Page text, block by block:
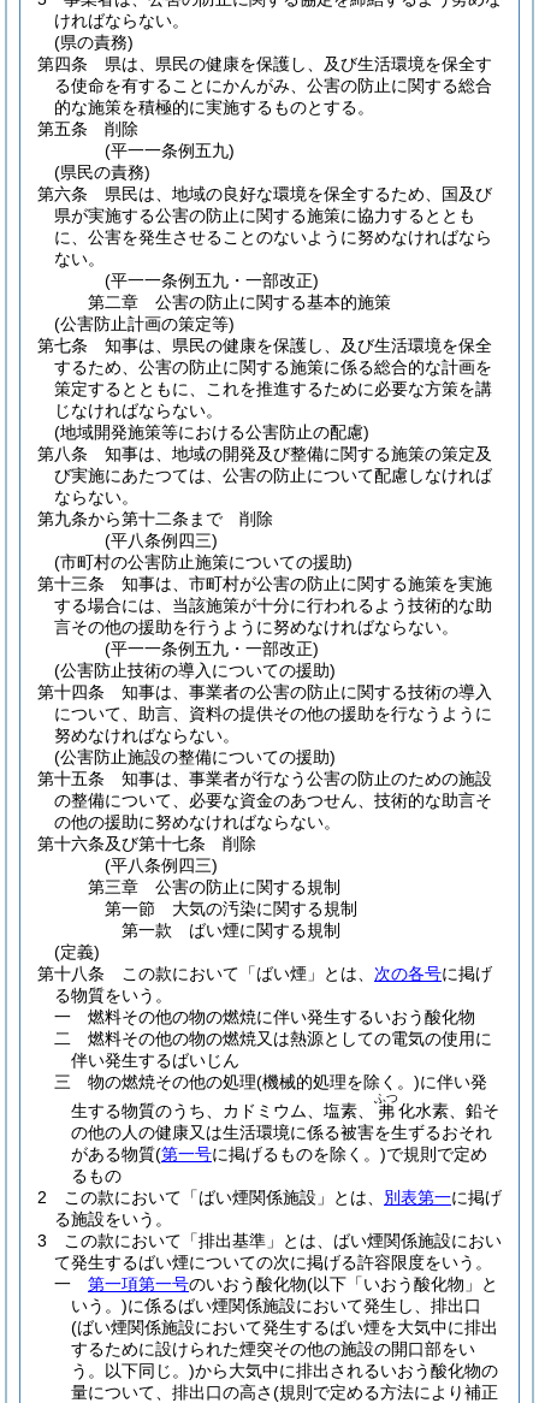
ければならない。
(県の責務)
第四条
県は、県民の健康を保護し、及び生活環境を保全す
る使命を有することにかんがみ、公害の防止に関する総合
的な施策を積極的に実施するものとする。
第五条
削除
(平一一条例五九)
(県民の責務)
第六条
県民は、地域の良好な環境を保全するため、国及び
県が実施する公害の防止に関する施策に協力するととも
に、公害を発生させることのないように努めなければなら
ない。
(平一一条例五九・一部改正)
第二章
公害の防止に関する基本的施策
(公害防止計画の策定等)
第七条
知事は、県民の健康を保護し、及び生活環境を保全
するため、公害の防止に関する施策に係る総合的な計画を
策定するとともに、これを推進するために必要な方策を講
じなければならない。
(地域開発施策等における公害防止の配慮)
第八条
知事は、地域の開発及び整備に関する施策の策定及
び実施にあたつては、公害の防止について配慮しなければ
ならない。
第九条から第十二条まで
削除
(平八条例四三)
(市町村の公害防止施策についての援助)
第十三条
知事は、市町村が公害の防止に関する施策を実施
する場合には、当該施策が十分に行われるよう技術的な助
言その他の援助を行うように努めなければならない。
(平一一条例五九・一部改正)
(公害防止技術の導入についての援助)
第十四条
知事は、事業者の公害の防止に関する技術の導入
について、助言、資料の提供その他の援助を行なうように
努めなければならない。
(公害防止施設の整備についての援助)
第十五条
知事は、事業者が行なう公害の防止のための施設
の整備について、必要な資金のあつせん、技術的な助言そ
の他の援助に努めなければならない。
第十六条及び第十七条
削除
(平八条例四三)
第三章
公害の防止に関する規制
第一節
大気の汚染に関する規制
第一款
ばい煙に関する規制
(定義)
第十八条
この款において「ばい煙」とは、 次の各号に掲げ
る物質をいう。
一
燃料その他の物の燃焼に伴い発生するいおう酸化物
二
燃料その他の物の燃焼又は熱源としての電気の使用に
伴い発生するばいじん
三
物の燃焼その他の処理(機械的処理を除く。)に伴い発
生する物質のうち、カドミウム、塩素、
弗
ふつ
化水素、鉛そ
の他の人の健康又は生活環境に係る被害を生ずるおそれ
がある物質(第一号に掲げるものを除く。)で規則で定め
るもの
2
この款において「ばい煙関係施設」とは、 別表第一に掲げ
る施設をいう。
3
この款において「排出基準」とは、ばい煙関係施設におい
て発生するばい煙についての次に掲げる許容限度をいう。
一
第一項第一号のいおう酸化物(以下「いおう酸化物」と
いう。)に係るばい煙関係施設において発生し、排出口
(ばい煙関係施設において発生するばい煙を大気中に排出
するために設けられた煙突その他の施設の開口部をい
う。以下同じ。)から大気中に排出されるいおう酸化物の
量について、排出口の高さ(規則で定める方法により補正